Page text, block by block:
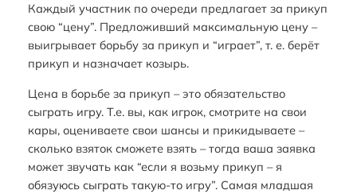
Каждый участник по очереди предлагает за прикуп
свою “цену”. Предложивший максимальную цену –
выигрывает борьбу за прикуп и “играет”, т. е. берёт
прикуп и назначает козырь.
Цена в борьбе за прикуп – это обязательство
сыграть игру. Т.е. вы, как игрок, смотрите на свои
кары, оцениваете свои шансы и прикидываете –
сколько взяток сможете взять – тогда ваша заявка
может звучать как “если я возьму прикуп – я
обязуюсь сыграть такую-то игру”. Самая младшая